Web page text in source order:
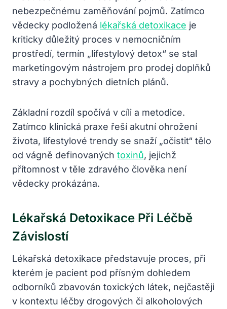
nebezpečnému zaměňování pojmů. Zatímco
vědecky podložená lékařská detoxikace je
kriticky důležitý proces v nemocničním
prostředí, termín „lifestylový detox“ se stal
marketingovým nástrojem pro prodej doplňků
stravy a pochybných dietních plánů.
Základní rozdíl spočívá v cíli a metodice.
Zatímco klinická praxe řeší akutní ohrožení
života, lifestylové trendy se snaží „očistit“ tělo
od vágně definovaných toxinů, jejichž
přítomnost v těle zdravého člověka není
vědecky prokázána.
Lékařská Detoxikace Při Léčbě
Závislostí
Lékařská detoxikace představuje proces, při
kterém je pacient pod přísným dohledem
odborníků zbavován toxických látek, nejčastěji
v kontextu léčby drogových či alkoholových